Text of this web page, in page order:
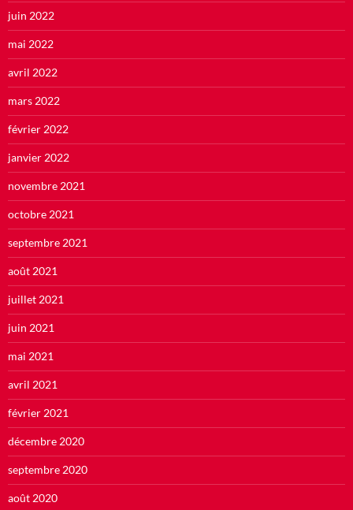
juin 2022
mai 2022
avril 2022
mars 2022
février 2022
janvier 2022
novembre 2021
octobre 2021
septembre 2021
août 2021
juillet 2021
juin 2021
mai 2021
avril 2021
février 2021
décembre 2020
septembre 2020
août 2020